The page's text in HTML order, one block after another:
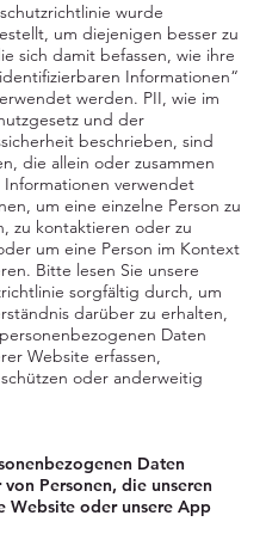
wurde
um diejenigen besser zu
sich damit befassen, wie ihre
Informationen“
werden. PII, wie im
und der
beschrieben, sind
die allein oder zusammen
verwendet
um eine einzelne Person zu
zu kontaktieren oder zu
um eine Person im Kontext
Bitte lesen Sie unsere
sorgfältig durch, um
darüber zu erhalten,
Daten
Website erfassen,
oder anderweitig
Daten
von Personen, die unseren
Website oder unsere App